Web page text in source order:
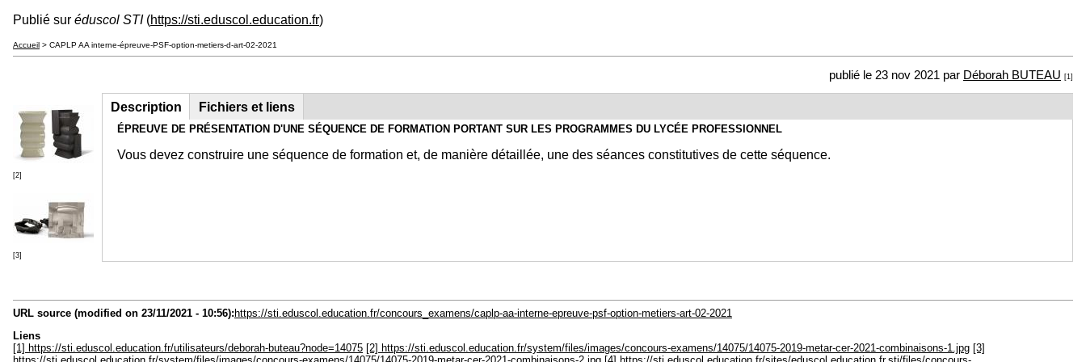
Publié sur éduscol STI(https://sti.eduscol.education.fr)
Accueil > CAPLP AA interne-épreuve-PSF-option-metiers-d-art-02-2021
publié le 23 nov 2021 par Déborah BUTEAU [1]
[2]
[3]
Groupe principal
Description (onglet
actif)
Fichiers et liens
ÉPREUVE DE PRÉSENTATION D'UNE SÉQUENCE DE FORMATION PORTANT SUR LES PROGRAMMES DU LYCÉE PROFESSIONNEL
Vous devez construire une séquence de formation et, de manière détaillée, une des séances constitutives de cette séquence.
URL source (modified on 23/11/2021 - 10:56): https://sti.eduscol.education.fr/concours_examens/caplp-aa-interne-epreuve-psf-option-metiers-art-02-2021
Liens
[1] https://sti.eduscol.education.fr/utilisateurs/deborah-buteau?node=14075 [2] https://sti.eduscol.education.fr/system/files/images/concours-examens/14075/14075-2019-metar-cer-2021-combinaisons-1.jpg [3]